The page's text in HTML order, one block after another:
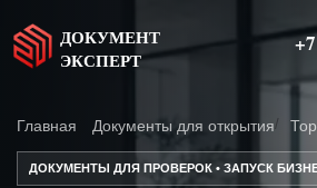
ДОКУМЕНТ
ЭКСПЕРТ
Главная Документы для открытия
ДОКУМЕНТЫ ДЛЯ ПРОВЕРОК • ЗАПУСК